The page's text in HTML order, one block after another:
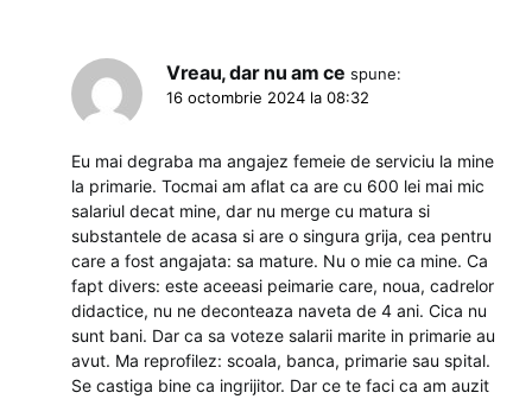
Vreau, dar nu am ce spune:
16 octombrie 2024 la 08:32
Eu mai degraba ma angajez femeie de serviciu la mine
la primarie. Tocmai am aflat ca are cu 600 lei mai mic
salariul decat mine, dar nu merge cu matura si
substantele de acasa si are o singura grija, cea pentru
care a fost angajata: sa mature. Nu o mie ca mine. Ca
fapt divers: este aceeasi peimarie care, noua, cadrelor
didactice, nu ne deconteaza naveta de 4 ani. Cica nu
sunt bani. Dar ca sa voteze salarii marite in primarie au
avut. Ma reprofilez: scoala, banca, primarie sau spital.
Se castiga bine ca ingrijitor. Dar ce te faci ca am auzit